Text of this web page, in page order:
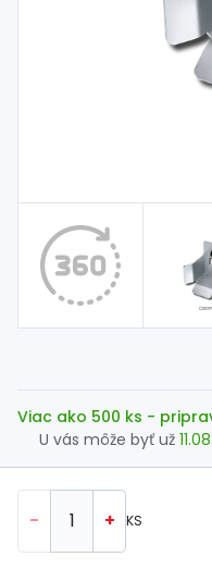
Viac ako 500 ks -
U vás môže byť už
- + KS